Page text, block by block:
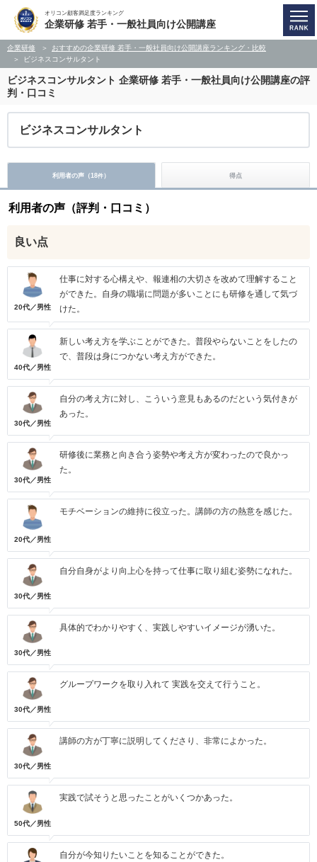
オリコン顧客満足度ランキング
企業研修 若手・一般社員向け公開講座
企業研修
おすすめの企業研修 若手・一般社員向け公開講座ランキング・比較
ビジネスコンサルタント
ビジネスコンサルタント 企業研修 若手・一般社員向け公開講座の評
判・口コミ
ビジネスコンサルタント
利用者の声（18件） 得点
利用者の声（評判・口コミ）
良い点
20代／男性
仕事に対する心構えや、報連相の大切さを改めて理解すること
ができた。自身の職場に問題が多いことにも研修を通して気づ
けた。
40代／男性
新しい考え方を学ぶことができた。普段やらないことをしたの
で、普段は身につかない考え方ができた。
30代／男性
自分の考え方に対し、こういう意見もあるのだという気付きが
あった。
30代／男性
研修後に業務と向き合う姿勢や考え方が変わったので良かっ
た。
20代／男性
モチベーションの維持に役立った。講師の方の熱意を感じた。
30代／男性
自分自身がより向上心を持って仕事に取り組む姿勢になれた。
30代／男性
具体的でわかりやすく、実践しやすいイメージが湧いた。
30代／男性
グループワークを取り入れて 実践を交えて行うこと。
30代／男性
講師の方が丁寧に説明してくださり、非常によかった。
50代／男性
実践で試そうと思ったことがいくつかあった。
自分が今知りたいことを知ることができた。